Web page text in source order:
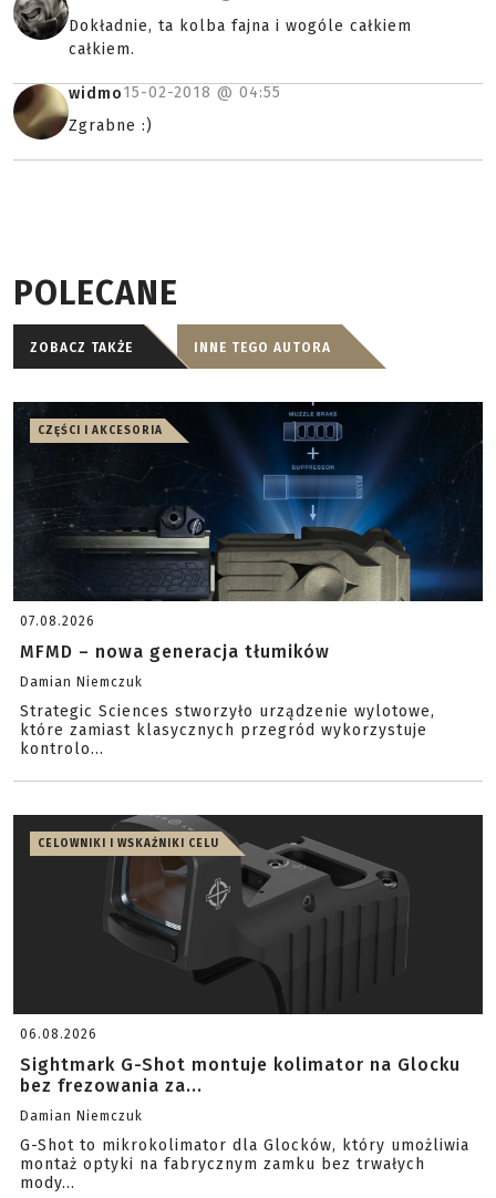
Dokładnie, ta kolba fajna i wogóle całkiem
całkiem.
widmo15-02-2018 @ 04:55
Zgrabne :)
POLECANE
ZOBACZ TAKŻE INNE TEGO AUTORA
CZĘŚCI I AKCESORIA
07.08.2026
MFMD – nowa generacja tłumików
Damian Niemczuk
Strategic Sciences stworzyło urządzenie wylotowe,
które zamiast klasycznych przegród wykorzystuje
kontrolo...
CELOWNIKI I WSKAŹNIKI CELU
06.08.2026
Sightmark G-Shot montuje kolimator na Glocku
bez frezowania za...
Damian Niemczuk
G-Shot to mikrokolimator dla Glocków, który umożliwia
montaż optyki na fabrycznym zamku bez trwałych
mody...